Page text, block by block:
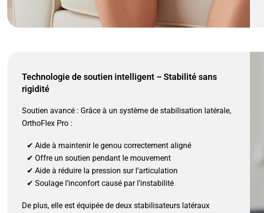
Technologie de soutien intelligent – Stabilité sans
rigidité
Soutien avancé : Grâce à un système de stabilisation latérale,
OrthoFlex Pro :
✔ Aide à maintenir le genou correctement aligné
✔ Offre un soutien pendant le mouvement
✔ Aide à réduire la pression sur l’articulation
✔ Soulage l’inconfort causé par l’instabilité
De plus, elle est équipée de deux stabilisateurs latéraux